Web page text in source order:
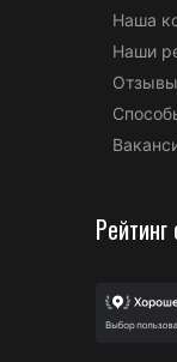
Наша
Наши
Отзывы